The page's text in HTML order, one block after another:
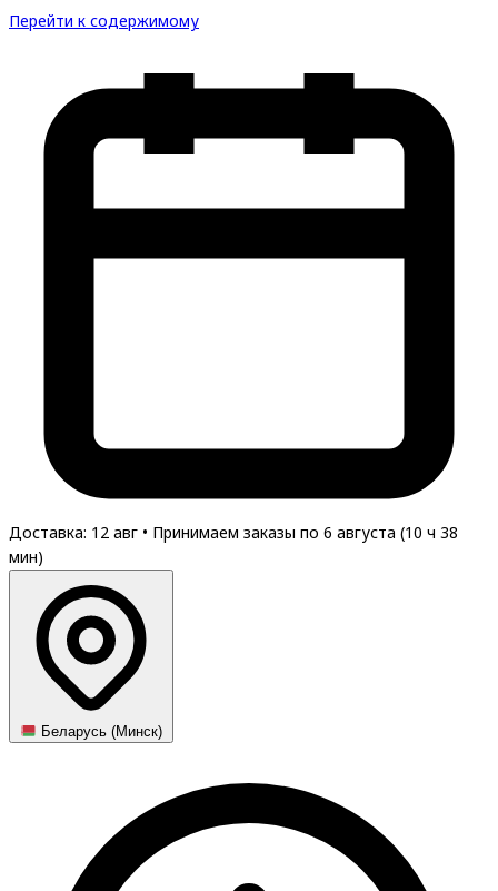
Перейти к содержимому
Доставка: 12 авг • Принимаем заказы по 6 августа (10 ч 38
мин)
Беларусь (Минск)